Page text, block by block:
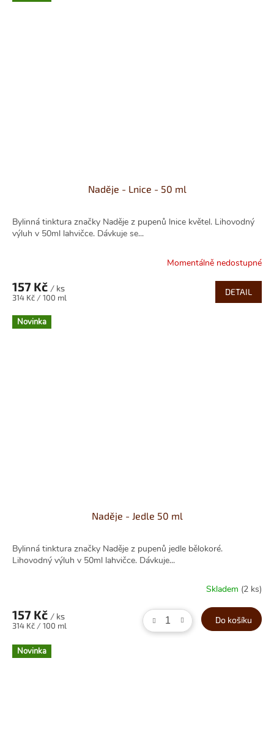
Naděje - Lnice - 50 ml
Bylinná tinktura značky Naděje z pupenů lnice květel. Lihovodný
výluh v 50ml lahvičce. Dávkuje se...
Momentálně nedostupné
157 Kč / ks
Měrná
314 Kč / 100 ml
DETAIL
Novinka
Naděje - Jedle 50 ml
Bylinná tinktura značky Naděje z pupenů jedle bělokoré.
Lihovodný výluh v 50ml lahvičce. Dávkuje...
Skladem (2 ks)
157 Kč / ks
Měrná
314 Kč / 100 ml
Do košíku
Novinka